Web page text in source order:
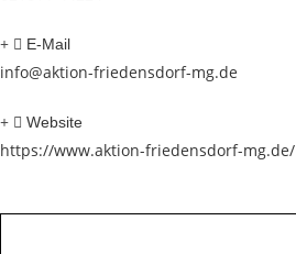
E-Mail
info@aktion-friedensdorf-mg.de
Website
https://www.aktion-friedensdorf-mg.de/